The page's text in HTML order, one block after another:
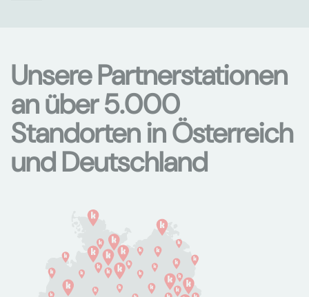
Unsere Partnerstationen
an über 5.000
Standorten in Österreich
und Deutschland